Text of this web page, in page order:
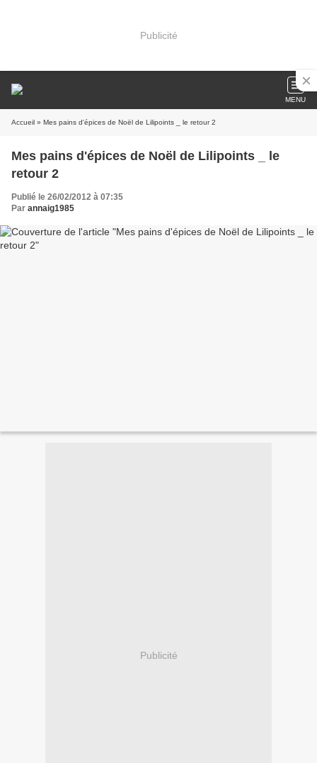
Publicité
MENU
Accueil » Mes pains d'épices de Noël de Lilipoints _ le retour 2
Mes pains d'épices de Noël de Lilipoints _ le
retour 2
Publié le 26/02/2012 à 07:35
Par annaig1985
Publicité